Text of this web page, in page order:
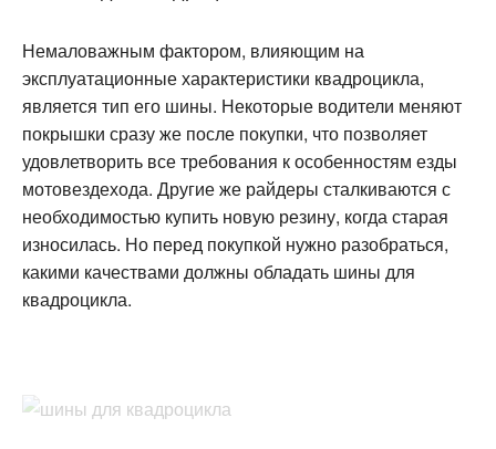
Немаловажным фактором, влияющим на
эксплуатационные характеристики квадроцикла,
является тип его шины. Некоторые водители меняют
покрышки сразу же после покупки, что позволяет
удовлетворить все требования к особенностям езды
мотовездехода. Другие же райдеры сталкиваются с
необходимостью купить новую резину, когда старая
износилась. Но перед покупкой нужно разобраться,
какими качествами должны обладать шины для
квадроцикла.